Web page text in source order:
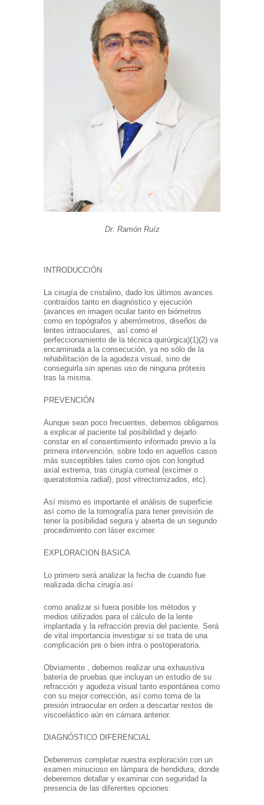
Dr. Ramón Ruíz
INTRODUCCIÓN
La cirugía de cristalino, dado los últimos avances
contraídos tanto en diagnóstico y ejecución
(avances en imagen ocular tanto en biómetros
como en topógrafos y aberrómetros, diseños de
lentes intraoculares, así como el
perfeccionamiento de la técnica quirúrgica)(1)(2) va
encaminada a la consecución, ya no sólo de la
rehabilitación de la agudeza visual, sino de
conseguirla sin apenas uso de ninguna prótesis
tras la misma.
PREVENCIÓN
Aunque sean poco frecuentes, debemos obligarnos
a explicar al paciente tal posibilidad y dejarlo
constar en el consentimiento informado previo a la
primera intervención, sobre todo en aquellos casos
más susceptibles tales como ojos con longitud
axial extrema, tras cirugía corneal (excimer o
queratotomía radial), post vitrectomizados, etc).
Así mismo es importante el análisis de superficie
así como de la tomografía para tener previsión de
tener la posibilidad segura y abierta de un segundo
procedimiento con láser excimer.
EXPLORACION BASICA
Lo primero será analizar la fecha de cuando fue
realizada dicha cirugía así
como analizar si fuera posible los métodos y
medios utilizados para el cálculo de la lente
implantada y la refracción previa del paciente. Será
de vital importancia investigar si se trata de una
complicación pre o bien intra o postoperatoria.
Obviamente , debemos realizar una exhaustiva
batería de pruebas que incluyan un estudio de su
refracción y agudeza visual tanto espontánea como
con su mejor corrección, así como toma de la
presión intraocular en orden a descartar restos de
viscoelástico aún en cámara anterior.
DIAGNÓSTICO DIFERENCIAL
Deberemos completar nuestra exploración con un
examen minucioso en lámpara de hendidura, donde
deberemos detallar y examinar con seguridad la
presencia de las diferentes opciones: